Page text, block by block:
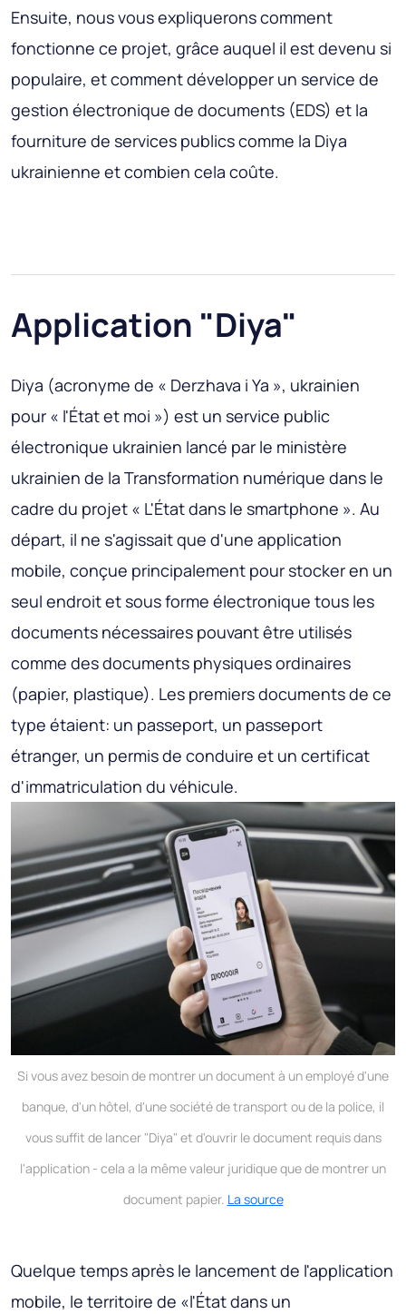
Ensuite, nous vous expliquerons comment
fonctionne ce projet, grâce auquel il est devenu si
populaire, et comment développer un service de
gestion électronique de documents (EDS) et la
fourniture de services publics comme la Diya
ukrainienne et combien cela coûte.
Application "Diya"
Diya (acronyme de « Derzhava i Ya », ukrainien
pour « l'État et moi ») est un service public
électronique ukrainien lancé par le ministère
ukrainien de la Transformation numérique dans le
cadre du projet « L'État dans le smartphone ». Au
départ, il ne s'agissait que d'une application
mobile, conçue principalement pour stocker en un
seul endroit et sous forme électronique tous les
documents nécessaires pouvant être utilisés
comme des documents physiques ordinaires
(papier, plastique). Les premiers documents de ce
type étaient: un passeport, un passeport
étranger, un permis de conduire et un certificat
d'immatriculation du véhicule.
Si vous avez besoin de montrer un document à un employé d'une
banque, d'un hôtel, d'une société de transport ou de la police, il
vous suffit de lancer "Diya" et d'ouvrir le document requis dans
l'application - cela a la même valeur juridique que de montrer un
document papier. La source
Quelque temps après le lancement de l'application
mobile, le territoire de «l'État dans un